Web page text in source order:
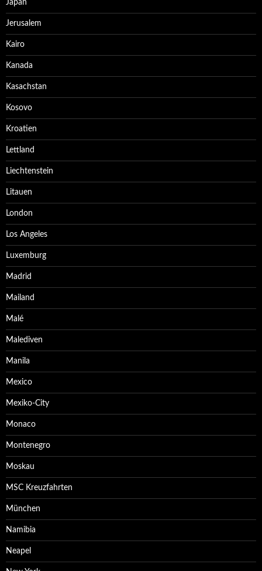
Japan
Jerusalem
Kairo
Kanada
Kasachstan
Kosovo
Kroatien
Lettland
Liechtenstein
Litauen
London
Los Angeles
Luxemburg
Madrid
Mailand
Malé
Malediven
Manila
Mexico
Mexiko-City
Monaco
Montenegro
Moskau
MSC Kreuzfahrten
München
Namibia
Neapel